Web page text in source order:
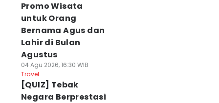
Promo Wisata
untuk Orang
Bernama Agus dan
Lahir di Bulan
Agustus
04 Agu 2026, 16:30 WIB
Travel
[QUIZ] Tebak
Negara Berprestasi